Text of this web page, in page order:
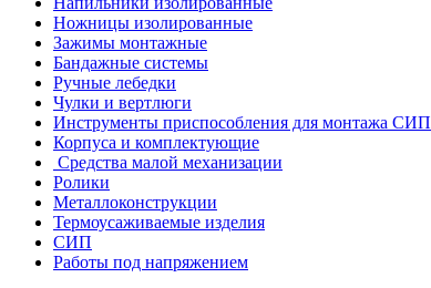
Ножницы изолированные
Зажимы монтажные
Бандажные системы
Ручные лебедки
Чулки и вертлюги
Инструменты приспособления для монтажа СИП
Корпуса и комплектующие
Средства малой механизации
Ролики
Металлоконструкции
Термоусаживаемые изделия
СИП
Работы под напряжением